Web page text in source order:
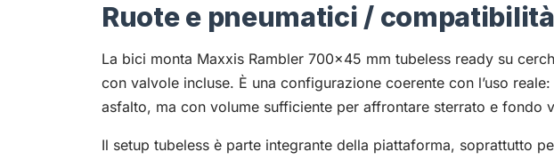
Ruote e pneumatici / compatibilità
La bici monta Maxxis Rambler 700x45 mm tubeless ready su
con valvole incluse. È una configurazione coerente con l’uso
asfalto, ma con volume sufficiente per affrontare sterrato e fondo
Il setup tubeless è parte integrante della piattaforma, soprattutto